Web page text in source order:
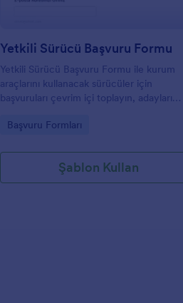
Yetkili Sürücü Başvuru Formu
Yetkili Sürücü Başvuru Formu ile kurum
araçlarını kullanacak sürücüler için
başvuruları çevrim içi toplayın, adayları
üzerinden form gönderimlerini tek yerden
Go to Category:
Başvuru Formları
Şablon Kullan